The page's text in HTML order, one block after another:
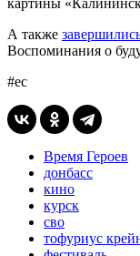
А также
Воспоминания о
#ес
Время Героев
донбасс
кино
курск
сво
тофуриус